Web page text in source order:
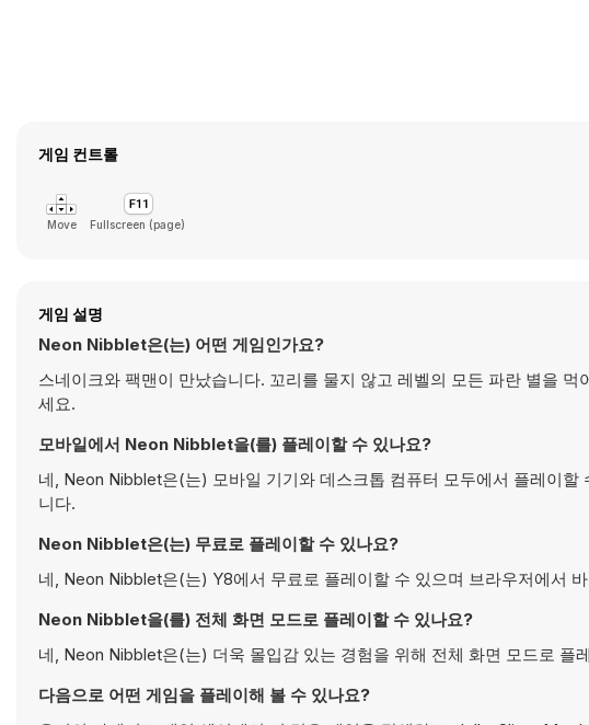
게임 컨트롤
Move Fullscreen (page)
게임 설명
Neon Nibblet은(는) 어떤 게임인가요?
스네이크와 팩맨이 만났습니다. 꼬리를 물지 않고 레벨의 모든 파란 별을
세요.
모바일에서 Neon Nibblet을(를) 플레이할 수 있나요?
네, Neon Nibblet은(는) 모바일 기기와 데스크톱 컴퓨터 모두에서 플레이
니다.
Neon Nibblet은(는) 무료로 플레이할 수 있나요?
네, Neon Nibblet은(는) Y8에서 무료로 플레이할 수 있으며 브라우저에서
Neon Nibblet을(를) 전체 화면 모드로 플레이할 수 있나요?
네, Neon Nibblet은(는) 더욱 몰입감 있는 경험을 위해 전체 화면 모드로 플
다음으로 어떤 게임을 플레이해 볼 수 있나요?